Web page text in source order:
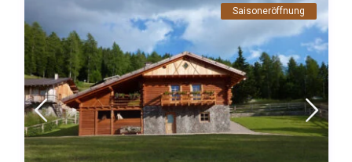
Saisoneröffnung